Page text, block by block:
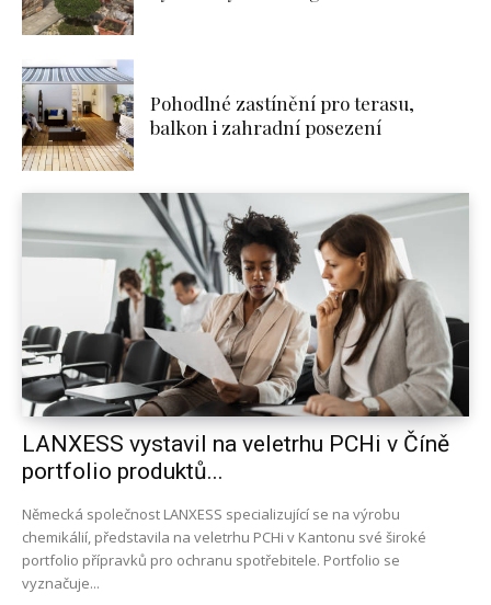
Pohodlné zastínění pro terasu,
balkon i zahradní posezení
LANXESS vystavil na veletrhu PCHi v Číně
portfolio produktů...
Německá společnost LANXESS specializující se na výrobu
chemikálií, představila na veletrhu PCHi v Kantonu své široké
portfolio přípravků pro ochranu spotřebitele. Portfolio se
vyznačuje...